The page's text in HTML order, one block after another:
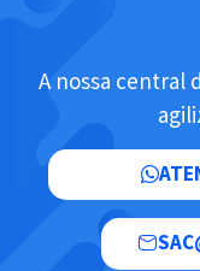
A nossa central